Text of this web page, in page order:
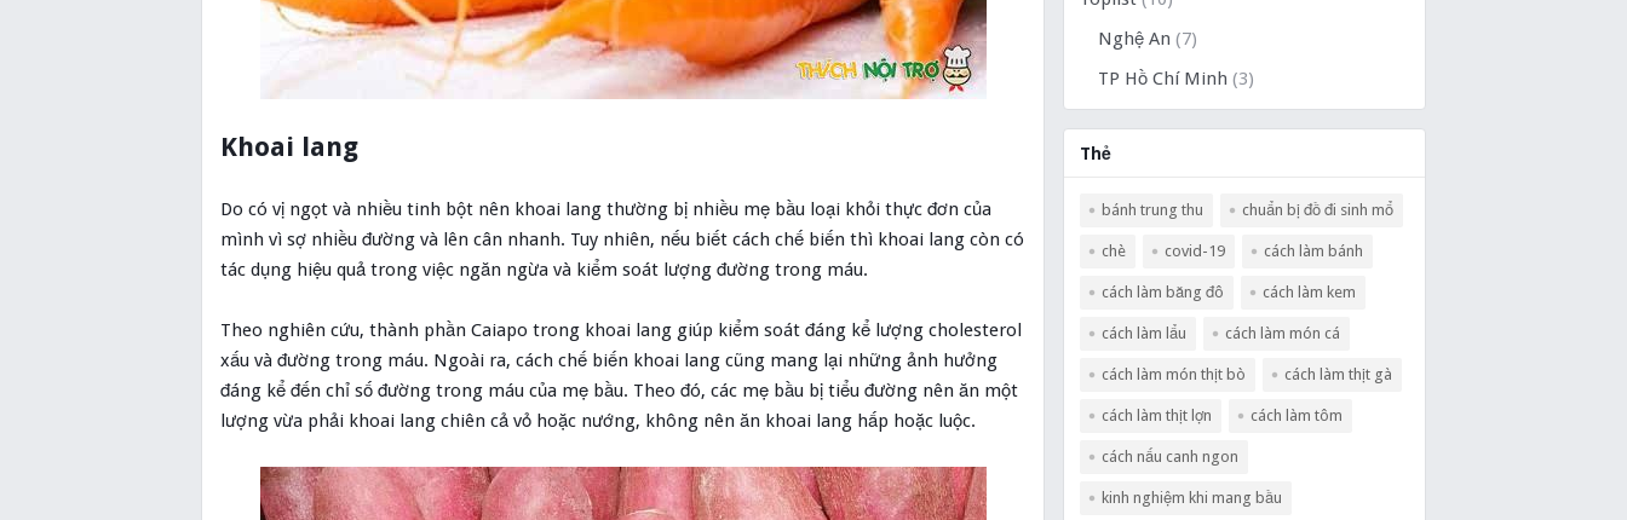
Khoai lang
Do có vị ngọt và nhiều tinh bột nên khoai lang thường bị nhiều mẹ bầu loại khỏi thực đơn của
mình vì sợ nhiều đường và lên cân nhanh. Tuy nhiên, nếu biết cách chế biến thì khoai lang còn có
tác dụng hiệu quả trong việc ngăn ngừa và kiểm soát lượng đường trong máu.
Theo nghiên cứu, thành phần Caiapo trong khoai lang giúp kiểm soát đáng kể lượng cholesterol
xấu và đường trong máu. Ngoài ra, cách chế biến khoai lang cũng mang lại những ảnh hưởng
đáng kể đến chỉ số đường trong máu của mẹ bầu. Theo đó, các mẹ bầu bị tiểu đường nên ăn một
lượng vừa phải khoai lang chiên cả vỏ hoặc nướng, không nên ăn khoai lang hấp hoặc luộc.
Nghệ An (7)
TP Hồ Chí Minh (3)
Thẻ
bánh trung thu chuẩn bị đồ đi sinh mổ
chè covid-19 cách làm bánh
cách làm băng đô cách làm kem
cách làm lẩu cách làm món cá
cách làm món thịt bò cách làm thịt gà
cách làm thịt lợn cách làm tôm
cách nấu canh ngon
kinh nghiệm khi mang bầu